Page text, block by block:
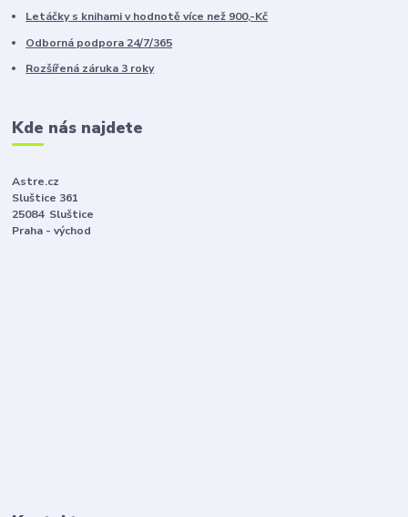
Letáčky s knihami v hodnotě více než 900,-Kč
Odborná podpora 24/7/365
Rozšířená záruka 3 roky
Kde nás najdete
Astre.cz
Sluštice 361
25084 Sluštice
Praha - východ